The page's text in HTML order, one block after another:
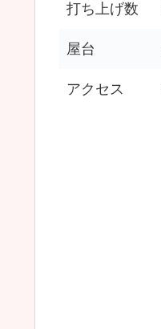
打ち上げ数
屋台
アクセス